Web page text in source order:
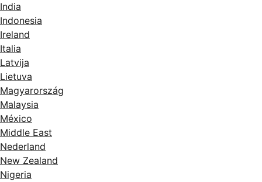
India
Indonesia
Ireland
Italia
Latvija
Lietuva
Magyarország
Malaysia
México
Middle East
Nederland
New Zealand
Nigeria